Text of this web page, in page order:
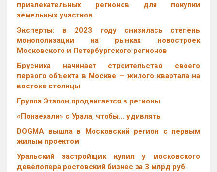
привлекательных регионов для покупки
земельных участков
Эксперты: в 2023 году снизилась степень
монополизации на рынках новостроек
Московского и Петербургского регионов
Брусника начинает строительство своего
первого объекта в Москве — жилого квартала на
востоке столицы
Группа Эталон продвигается в регионы
«Понаехали» с Урала, чтобы… удивлять
DOGMA вышла в Московский регион с первым
жилым проектом
Уральский застройщик купил у московского
девелопера ростовский бизнес за 3 млрд руб.